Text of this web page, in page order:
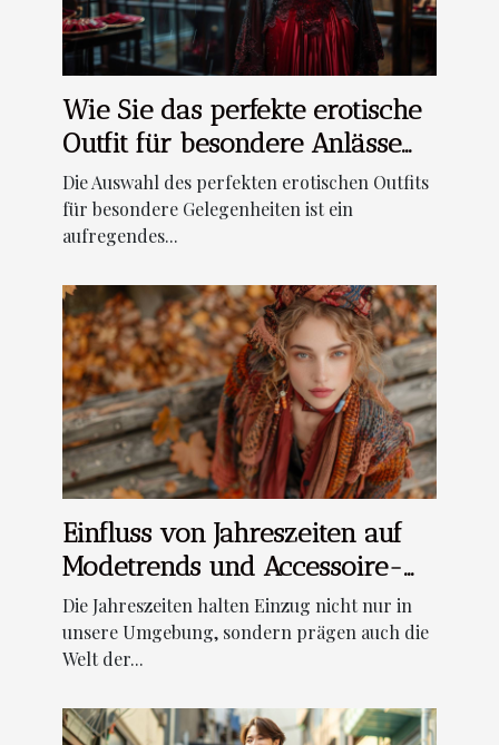
Wie Sie das perfekte erotische
Outfit für besondere Anlässe
auswählen
Die Auswahl des perfekten erotischen Outfits
für besondere Gelegenheiten ist ein
aufregendes...
Einfluss von Jahreszeiten auf
Modetrends und Accessoire-
Auswahl
Die Jahreszeiten halten Einzug nicht nur in
unsere Umgebung, sondern prägen auch die
Welt der...